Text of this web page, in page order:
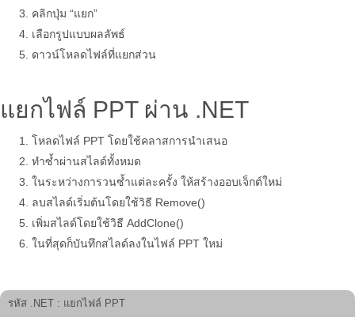
คลิกปุ่ม “แยก”
เลือกรูปแบบผลลัพธ์
ดาวน์โหลดไฟล์ที่แยกส่วน
แยกไฟล์ PPT ผ่าน .NET
โหลดไฟล์ PPT โดยใช้คลาสการนำเสนอ
ทำซ้ำผ่านสไลด์ทั้งหมด
ในระหว่างการวนซ้ำแต่ละครั้ง ให้สร้างออบเจ็กต์ใหม่
ลบสไลด์เริ่มต้นโดยใช้วิธี Remove()
เพิ่มสไลด์โดยใช้วิธี AddClone()
ในที่สุดก็บันทึกสไลด์ลงในไฟล์ PPT ใหม่
รหัส .NET : แยกไฟล์ PPT